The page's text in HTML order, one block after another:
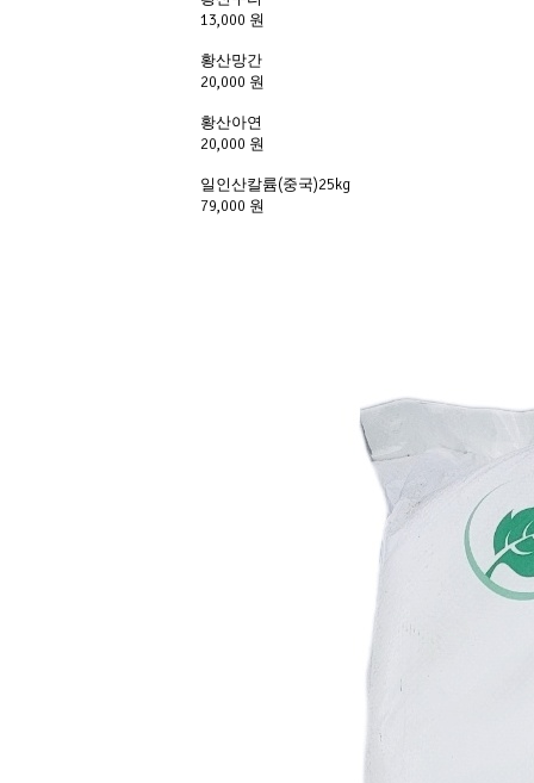
13,000 원
황산망간
20,000 원
황산아연
20,000 원
일인산칼륨(중국)25kg
79,000 원